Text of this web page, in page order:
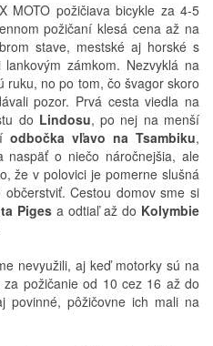
MOTO požičiava bicykle za 4-5
požičaní klesá cena až na
stave, mestské aj horské s
zámkom. Nezvyklá na
ruku, no po tom, čo švagor skoro
pozor. Prvá cesta viedla na
do Lindosu, po nej na menší
odbočka vľavo na Tsambiku,
naspäť o niečo náročnejšia, ale
že v polovici je pomerne slušná
Cestou domov sme si
Piges a odtiaľ až do Kolymbie
nevyužili, aj keď motorky sú na
požičanie od 10 cez 16 až do
povinné, pôžičovne ich mali na